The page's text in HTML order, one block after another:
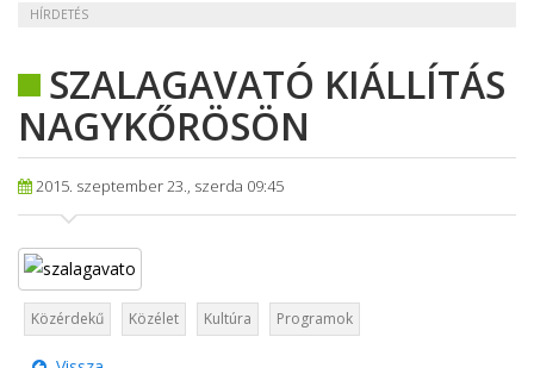
HÍRDETÉS
SZALAGAVATÓ KIÁLLÍTÁS
NAGYKŐRÖSÖN
2015. szeptember 23., szerda 09:45
Közérdekű Közélet Kultúra Programok